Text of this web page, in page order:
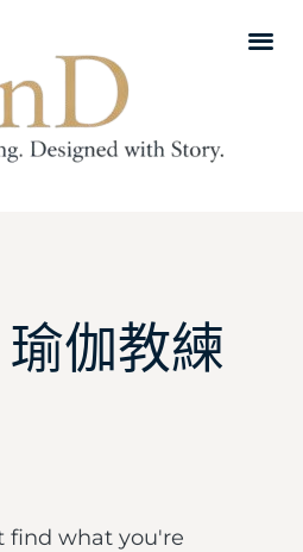
伽教練
find what you're